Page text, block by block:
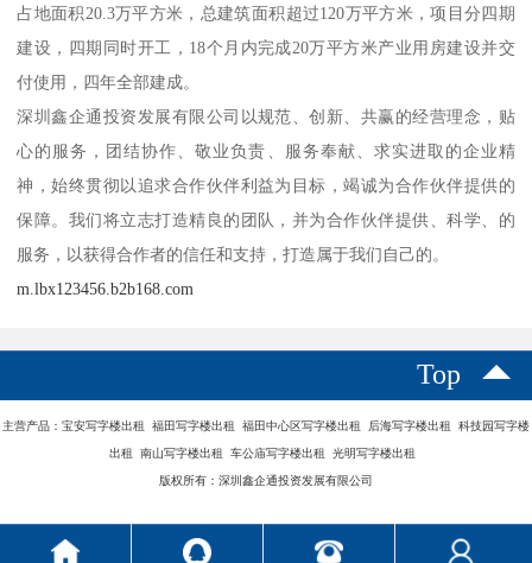
占地面积20.3万平方米，总建筑面积超过120万平方米，项目分四期
建设，四期同时开工，18个月内完成20万平方米产业用房建设并交
付使用，四年全部建成。
深圳鑫企通投资发展有限公司以规范、创新、共赢的经营理念，贴
心的服务，团结协作、敬业负责、服务奉献、求实进取的企业精
神，始终贯彻以追求合作伙伴利益为目标，竭诚为合作伙伴提供的
保障。我们将立志打造精良的团队，并为合作伙伴提供、科学、的
服务，以获得合作者的信任和支持，打造属于我们自己的。
m.lbx123456.b2b168.com
Top
主营产品：宝安写字楼出租 福田写字楼出租 福田中心区写字楼出租 后海写字楼出租 科技园写字楼
出租 南山写字楼出租 车公庙写字楼出租 光明写字楼出租
版权所有：深圳鑫企通投资发展有限公司